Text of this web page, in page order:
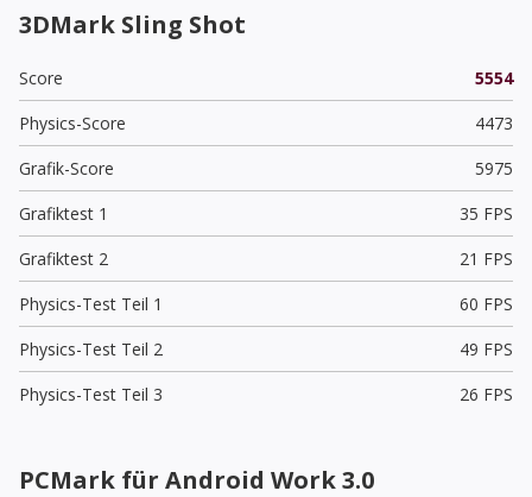
3DMark Sling Shot
Score
5554
Physics-Score
4473
Grafik-Score
5975
Grafiktest 1
35 FPS
Grafiktest 2
21 FPS
Physics-Test Teil 1
60 FPS
Physics-Test Teil 2
49 FPS
Physics-Test Teil 3
26 FPS
PCMark für Android Work 3.0